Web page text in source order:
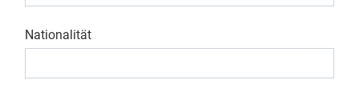
Nationalität